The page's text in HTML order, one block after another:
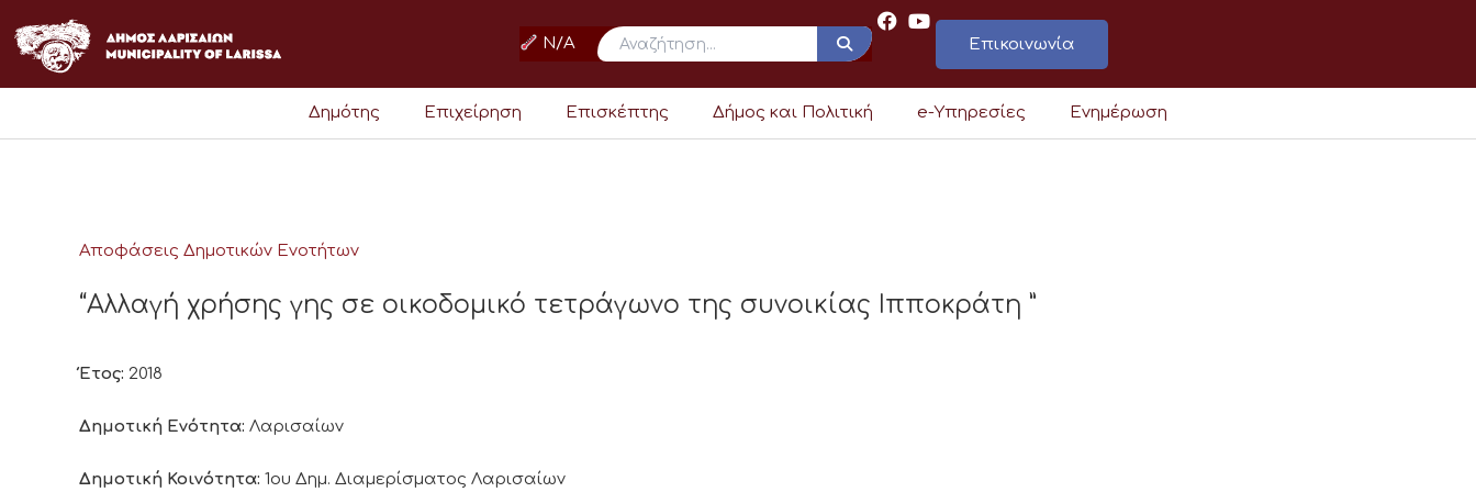
στο
περιεχόμενο
N/A Επικοινωνία
Δημότης Επιχείρηση Επισκέπτης Δήμος και Πολιτική e-Υπηρεσίες Ενημέρωση
Αποφάσεις Δημοτικών Ενοτήτων
“Αλλαγή χρήσης γης σε οικοδομικό τετράγωνο της συνοικίας Ιπποκράτη ”
Έτος: 2018
Δημοτική Ενότητα: Λαρισαίων
Δημοτική Κοινότητα: 1ου Δημ. Διαμερίσματος Λαρισαίων